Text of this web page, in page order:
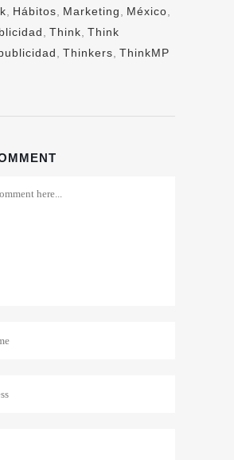
Hábitos Marketing México
Think Think
Thinkers ThinkMP